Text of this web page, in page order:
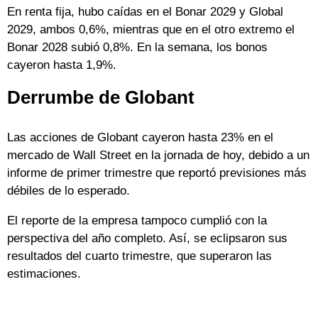
En renta fija, hubo caídas en el Bonar 2029 y Global
2029, ambos 0,6%, mientras que en el otro extremo el
Bonar 2028 subió 0,8%. En la semana, los bonos
cayeron hasta 1,9%.
Derrumbe de Globant
Las acciones de Globant cayeron hasta 23% en el
mercado de Wall Street en la jornada de hoy, debido a un
informe de primer trimestre que reportó previsiones más
débiles de lo esperado.
El reporte de la empresa tampoco cumplió con la
perspectiva del año completo. Así, se eclipsaron sus
resultados del cuarto trimestre, que superaron las
estimaciones.